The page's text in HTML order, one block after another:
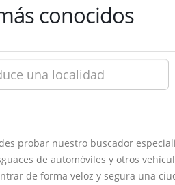
conocidos
probar nuestro buscador
de automóviles y otros
de forma veloz y segura una